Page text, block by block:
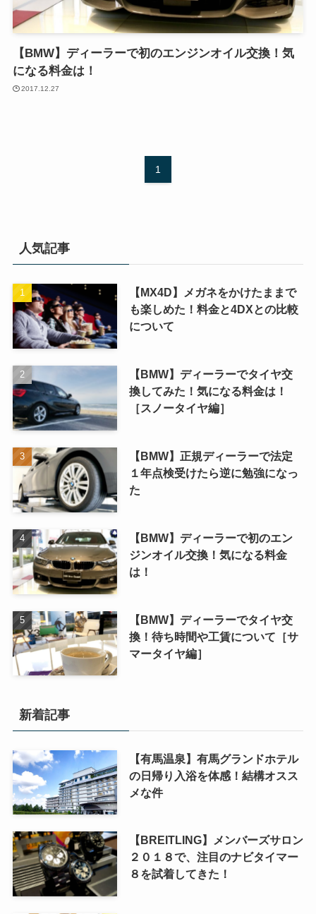
【BMW】ディーラーで初のエンジンオイル交換！気
になる料金は！
2017.12.27
1
人気記事
【MX4D】メガネをかけたままで
も楽しめた！料金と4DXとの比較
について
【BMW】ディーラーでタイヤ交
換してみた！気になる料金は！
［スノータイヤ編］
【BMW】正規ディーラーで法定
１年点検受けたら逆に勉強になっ
た
【BMW】ディーラーで初のエン
ジンオイル交換！気になる料金
は！
【BMW】ディーラーでタイヤ交
換！待ち時間や工賃について［サ
マータイヤ編］
新着記事
【有馬温泉】有馬グランドホテル
の日帰り入浴を体感！結構オスス
メな件
【BREITLING】メンバーズサロン
２０１８で、注目のナビタイマー
８を試着してきた！